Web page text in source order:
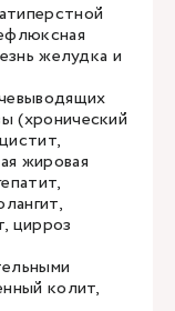
желудка и
(хронический
жировая
цирроз
колит,